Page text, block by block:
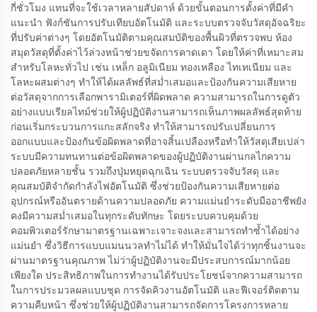
กี่ชั่วโมง แทนที่จะใช้เวลาหลายสัปดาห์ ด้วยขั้นตอนการตั้งค่าที่มีคำ
แนะนำ ฟังก์ชันการปรับเทียบอัตโนมัติ และระบบตรวจจับวัสดุอัจฉริยะ
ที่ปรับค่าต่างๆ โดยอัตโนมัติตามคุณสมบัติของพื้นผิวที่ตรวจพบ ห้อง
สมุดวัสดุที่ตั้งค่าไว้ล่วงหน้าช่วยขจัดการคาดเดา โดยให้ค่าที่เหมาะสม
สำหรับโลหะทั่วไป เช่น เหล็ก อลูมิเนียม ทองเหลือง ไทเทเนียม และ
โลหะผสมต่างๆ ทำให้ได้ผลลัพธ์ที่สม่ำเสมอและป้องกันความเสียหาย
ต่อวัสดุจากการเลือกพารามิเตอร์ที่ผิดพลาด ความสามารถในการดูตัว
อย่างแบบเรียลไทม์ช่วยให้ผู้ปฏิบัติงานสามารถเห็นภาพผลลัพธ์สุดท้าย
ก่อนเริ่มกระบวนการแกะสลักจริง ทำให้สามารถปรับเปลี่ยนการ
ออกแบบและป้องกันข้อผิดพลาดที่อาจสิ้นเปลืองหรือทำให้วัสดุเสียเปล่า
ระบบมีความทนทานต่อข้อผิดพลาดของผู้ปฏิบัติงานผ่านกลไกความ
ปลอดภัยหลายชั้น รวมถึงปุ่มหยุดฉุกเฉิน ระบบตรวจจับวัสดุ และ
คุณสมบัติจำกัดกำลังไฟอัตโนมัติ ซึ่งช่วยป้องกันความเสียหายต่อ
อุปกรณ์หรืออันตรายด้านความปลอดภัย ความแม่นยำระดับมืออาชีพยัง
คงมีความสม่ำเสมอในทุกระดับทักษะ โดยระบบควบคุมด้วย
คอมพิวเตอร์รักษามาตรฐานเฉพาะเจาะจงและสามารถทำซ้ำได้อย่าง
แม่นยำ ซึ่งวิธีการแบบแมนนวลทำไม่ได้ ทำให้มั่นใจได้ว่าทุกชิ้นงานจะ
ผ่านมาตรฐานคุณภาพ ไม่ว่าผู้ปฏิบัติงานจะมีประสบการณ์มากน้อย
เพียงใด ประสิทธิภาพในการทำงานได้รับประโยชน์จากความสามารถ
ในการประมวลผลแบบชุด การจัดคิวงานอัตโนมัติ และฟีเจอร์ติดตาม
ความคืบหน้า ซึ่งช่วยให้ผู้ปฏิบัติงานสามารถจัดการโครงการหลาย